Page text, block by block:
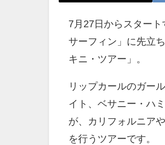
7月27日からスター
サーフィン」に先立
キニ・ツアー」。
リップカールのガー
イト、ベサニー・ハ
が、カリフォルニア
を行うツアーです。